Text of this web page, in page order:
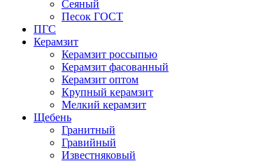
Сеяный
Песок ГОСТ
ПГС
Керамзит
Керамзит россыпью
Керамзит фасованный
Керамзит оптом
Крупный керамзит
Мелкий керамзит
Щебень
Гранитный
Гравийный
Известняковый